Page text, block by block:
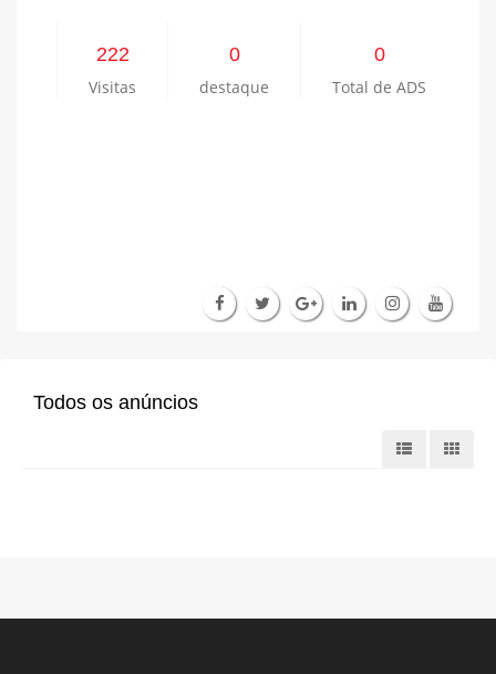
222
Visitas
0
destaque
0
Total de ADS
Todos os anúncios